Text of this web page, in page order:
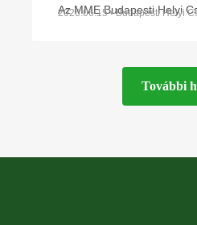
a Budapesti Helyi
Az MME Budapesti Helyi
2026.06.15 • Budapesti Helyi
További